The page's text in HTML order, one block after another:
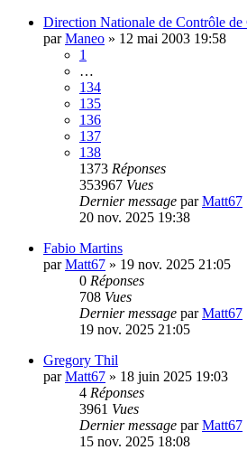
Direction Nationale de Contrôle
parManeo » 12 mai 2003 19:58
1
…
134
135
136
137
138
1373 Réponses
353967 Vues
Dernier message parMatt67
20 nov. 2025 19:38
Fabio Martins
parMatt67 » 19 nov. 2025 21:05
0 Réponses
708 Vues
Dernier message parMatt67
19 nov. 2025 21:05
Gregory Thil
parMatt67 » 18 juin 2025 19:03
4 Réponses
3961 Vues
Dernier message parMatt67
15 nov. 2025 18:08